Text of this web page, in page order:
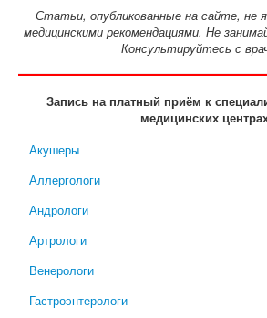
Статьи, опубликованные на сайте, не
медицинскими рекомендациями. Не
Консультируйтесь с
Запись на платный приём к
медицинских
Акушеры
Аллергологи
Андрологи
Артрологи
Венерологи
Гастроэнтерологи